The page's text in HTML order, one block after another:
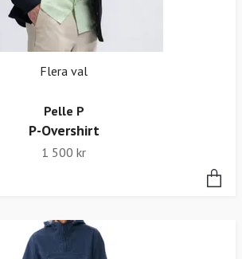
Flera val
Pelle P
P-Overshirt
1 500 kr